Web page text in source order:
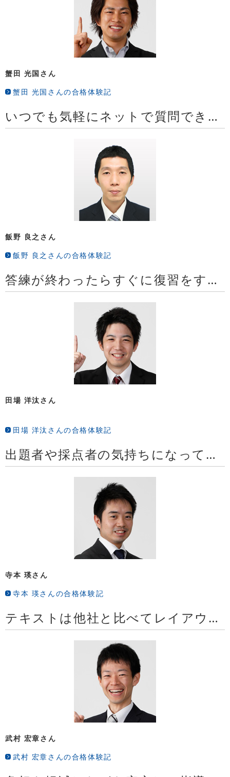
蟹田 光国さん
蟹田 光国さんの合格体験記
いつでも気軽にネットで質問できるところが特によく感じました
飯野 良之さん
飯野 良之さんの合格体験記
答練が終わったらすぐに復習をするという循環
田場 洋汰さん
田場 洋汰さんの合格体験記
出題者や採点者の気持ちになって試験勉強を進めることができた
寺本 瑛さん
寺本 瑛さんの合格体験記
テキストは他社と比べてレイアウトが工夫されており読みやすいと感じます
武村 宏章さん
武村 宏章さんの合格体験記